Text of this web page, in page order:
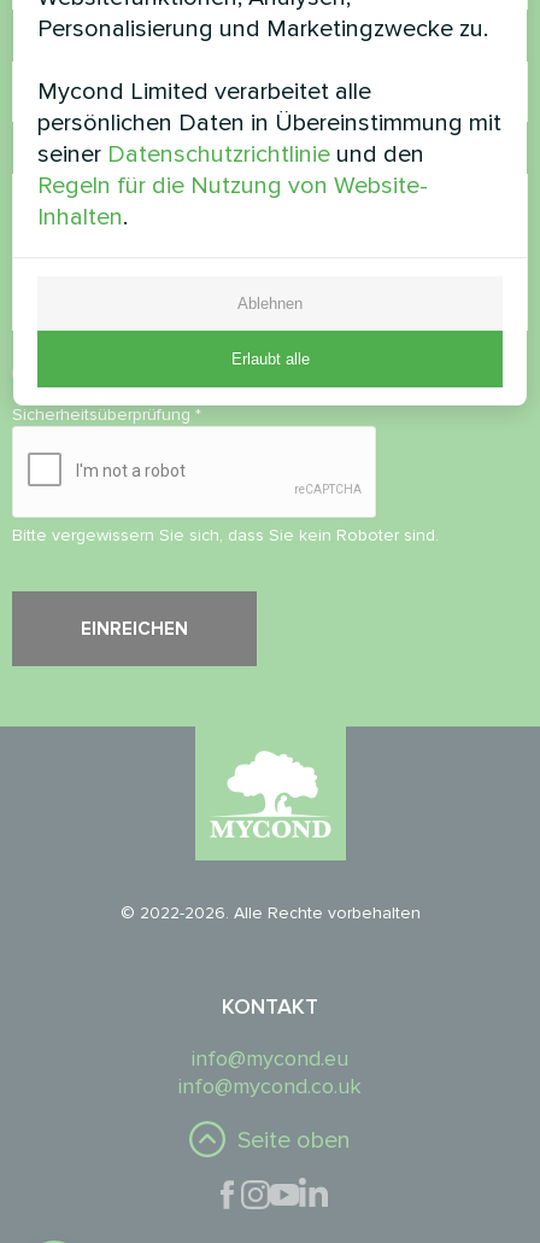
E-Mail
Kommentar
Datenschutzbestimmungen
Sicherheitsüberprüfung *
Bitte vergewissern Sie sich, dass Sie kein Roboter sind.
© 2022-2026. Alle Rechte vorbehalten
KONTAKT
info@mycond.eu
info@mycond.co.uk
Seite oben
Personalisierung und Marketingzwecke zu.
Mycond Limited verarbeitet alle
persönlichen Daten in Übereinstimmung mit
seiner Datenschutzrichtlinie und den
Regeln für die Nutzung von Website-
Inhalten.
Ablehnen
Erlaubt alle